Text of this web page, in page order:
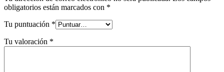
obligatorios están marcados con *
Tu puntuación *
Tu valoración *